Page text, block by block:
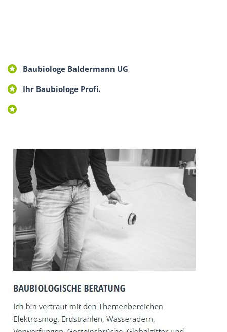
Baubiologe Baldermann UG
Ihr Baubiologe Profi.